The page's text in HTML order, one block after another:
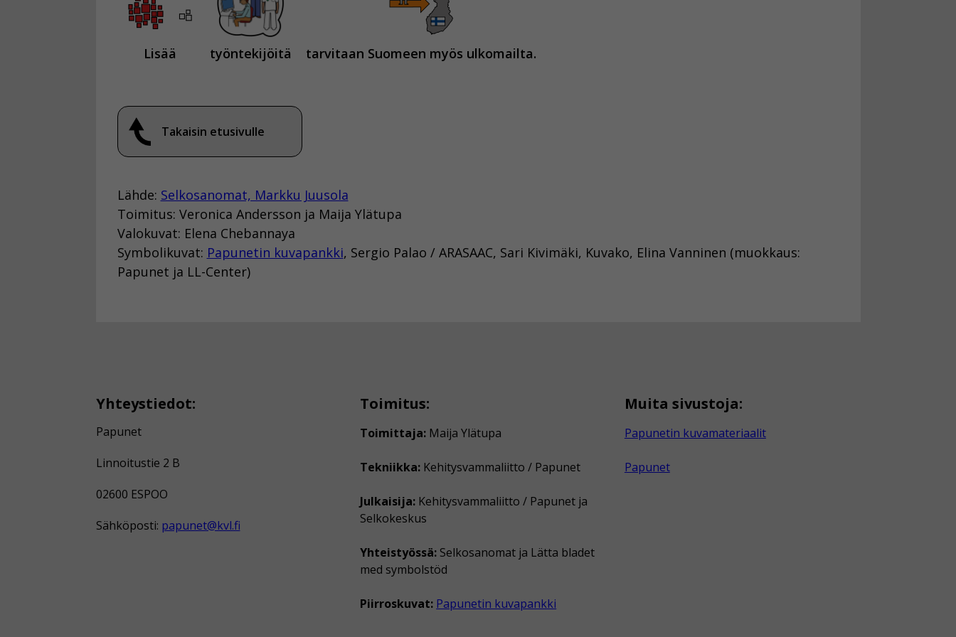
Lisää työntekijöitä tarvitaan Suomeen myös ulkomailta.
Takaisin etusivulle
Lähde: Selkosanomat, Markku Juusola
Toimitus: Veronica Andersson ja Maija Ylätupa
Valokuvat: Elena Chebannaya
Symbolikuvat: Papunetin kuvapankki, Sergio Palao / ARASAAC, Sari Kivimäki, Kuvako, Elina Vanninen (muokkaus:
Papunet ja LL-Center)
Yhteystiedot:
Papunet
Linnoitustie 2 B
02600 ESPOO
Sähköposti: papunet@kvl.fi
Toimitus:
Toimittaja: Maija Ylätupa
Tekniikka: Kehitysvammaliitto / Papunet
Julkaisija: Kehitysvammaliitto / Papunet ja
Selkokeskus
Yhteistyössä: Selkosanomat ja Lätta bladet
med symbolstöd
Piirroskuvat: Papunetin kuvapankki
Muita sivustoja:
Papunetin kuvamateriaalit
Papunet